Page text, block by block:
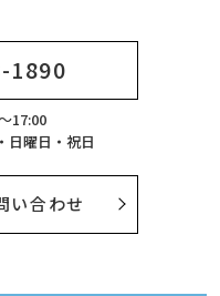
1890
17:00
日曜日・祝日
い合わせ